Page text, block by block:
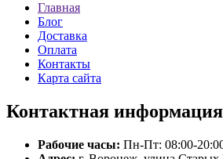
Главная
Блог
Доставка
Оплата
Контакты
Карта сайта
Контактная информация
Рабочие часы: Пн-Пт: 08:00-